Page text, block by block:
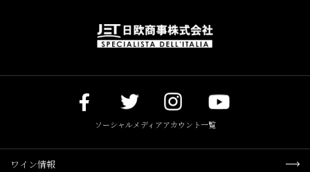
ソーシャルメディアアカウント一覧
ワイン情報